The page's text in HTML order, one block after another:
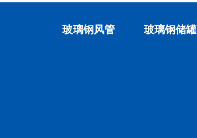
玻璃钢风管 玻璃钢储罐